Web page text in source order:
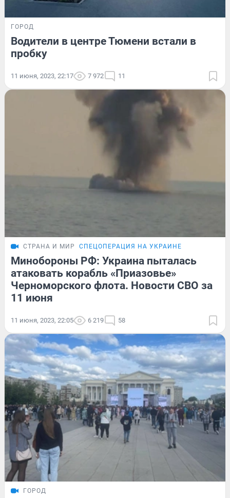
ГОРОД
Водители в центре Тюмени встали в
пробку
11 июня, 2023, 22:17 7 972 11
СТРАНА И МИР СПЕЦОПЕРАЦИЯ НА УКРАИНЕ
Минобороны РФ: Украина пыталась
атаковать корабль «Приазовье»
Черноморского флота. Новости СВО за
11 июня
11 июня, 2023, 22:05 6 219 58
ГОРОД